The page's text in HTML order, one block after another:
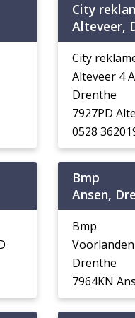
City
Alteveer,
City
Alteveer 4
Drenthe
7927PD
0528
Bmp
Ansen,
Bmp
Drenthe
7964KN